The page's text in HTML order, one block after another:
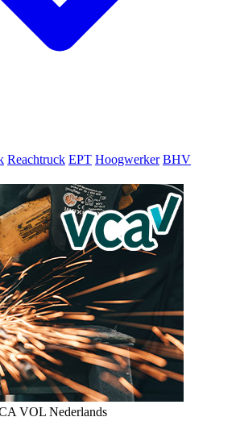
Reachtruck EPT Hoogwerker BHV
VOL Nederlands